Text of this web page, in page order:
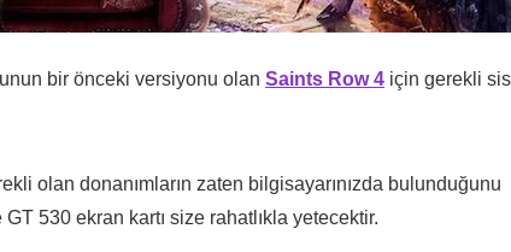
bir önceki versiyonu olan Saints Row 4 için gerekli
olan donanımların zaten bilgisayarınızda bulunduğunu
530 ekran kartı size rahatlıkla yetecektir.